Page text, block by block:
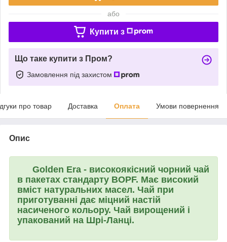
або
Купити з
Що таке купити з Пром?
Замовлення під захистом
про товар Доставка Оплата Умови повернення
Опис
Golden Era - високоякісний чорний чай
в пакетах стандарту BOPF. Має високий
вміст натуральних масел. Чай при
приготуванні дає міцний настій
насиченого кольору. Чай вирощений і
упакований на Шрі-Ланці.